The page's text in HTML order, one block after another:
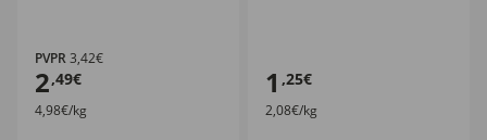
PVPR3,42€
2,49€
4,98€/kg
1 ,25€
2,08€/kg